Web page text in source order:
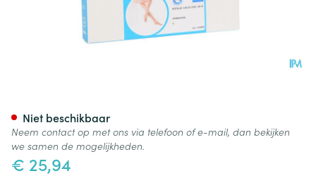
€ 25,94
Niet beschikbaar
Neem contact op met ons via telefoon of e-mail, dan bekijken
we samen de mogelijkheden.